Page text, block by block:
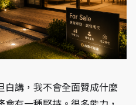
白講，我不會全面贊成什麼